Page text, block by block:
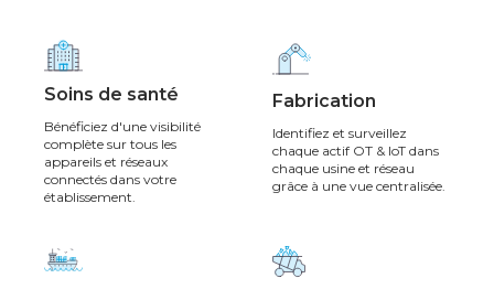
Soins de santé
Bénéficiez d'une visibilité
complète sur tous les
appareils et réseaux
connectés dans votre
établissement.
Fabrication
Identifiez et surveillez
chaque actif OT & IoT dans
chaque usine et réseau
grâce à une vue centralisée.